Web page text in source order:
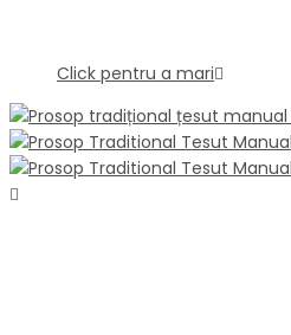
Click pentru a mari